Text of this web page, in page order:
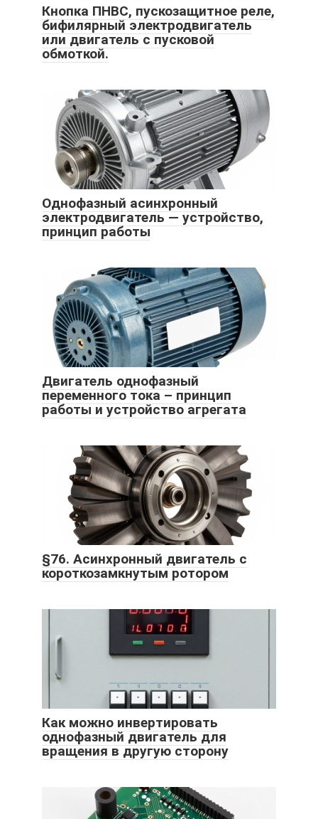
Кнопка ПНВС, пускозащитное реле,
бифилярный электродвигатель
или двигатель с пусковой
обмоткой.
Однофазный асинхронный
электродвигатель — устройство,
принцип работы
Двигатель однофазный
переменного тока – принцип
работы и устройство агрегата
§76. Асинхронный двигатель с
короткозамкнутым ротором
Как можно инвертировать
однофазный двигатель для
вращения в другую сторону